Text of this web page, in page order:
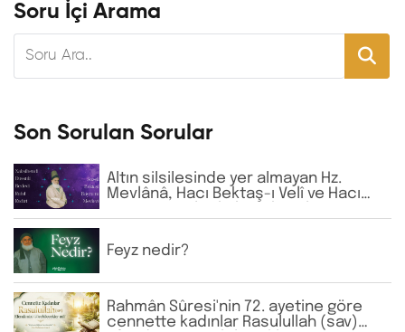
Soru İçi Arama
Son Sorulan Sorular
Altın silsilesinde yer almayan Hz.
Mevlânâ, Hacı Bektaş-ı Velî ve Hacı
ve Fâtiha okunmaktadır?
Feyz nedir?
Rahmân Sûresi'nin 72. ayetine göre
cennette kadınlar Rasulullah (sav)